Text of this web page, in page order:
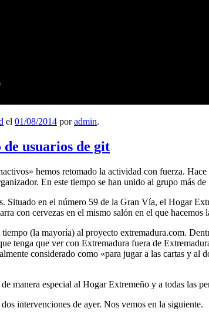
el 01/08/2014 poradmin.
usuarios de git
hemos retomado la actividad con fuerza.
En este tiempo se han unido al grupo más
Situado en el número 59 de la Gran Vía, el Hogar
con cervezas en el mismo salón en el que hacemos
(la mayoría) al proyecto extremadura.com.
tenga que ver con Extremadura fuera de
considerado como «para jugar a las cartas y
manera especial al Hogar Extremeño y a todas las
intervenciones de ayer. Nos vemos en la siguiente.